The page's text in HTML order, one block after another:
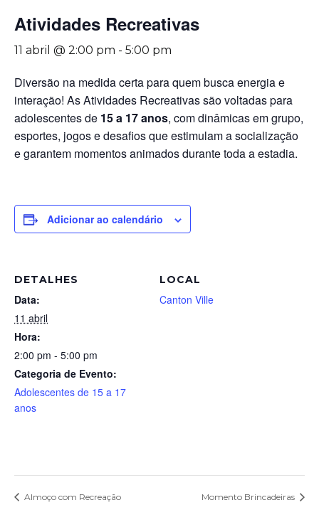
Atividades Recreativas
11 abril @ 2:00 pm - 5:00 pm
Diversão na medida certa para quem busca energia e
interação! As Atividades Recreativas são voltadas para
adolescentes de 15 a 17 anos, com dinâmicas em grupo,
esportes, jogos e desafios que estimulam a socialização
e garantem momentos animados durante toda a estadia.
Adicionar ao calendário
DETALHES
Data:
11 abril
Hora:
2:00 pm - 5:00 pm
Categoria de Evento:
Adolescentes de 15 a 17
anos
LOCAL
Canton Ville
Almoço com Recreação Momento Brincadeiras